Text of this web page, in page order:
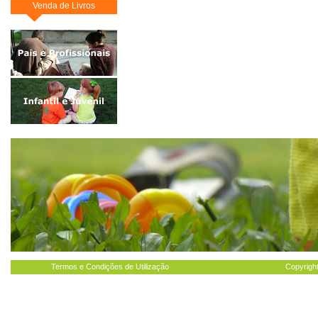
Venda de Livros
Termos e Condições de Utilização